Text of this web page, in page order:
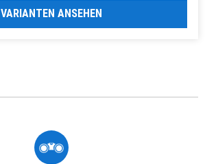
VARIANTEN ANSEHEN